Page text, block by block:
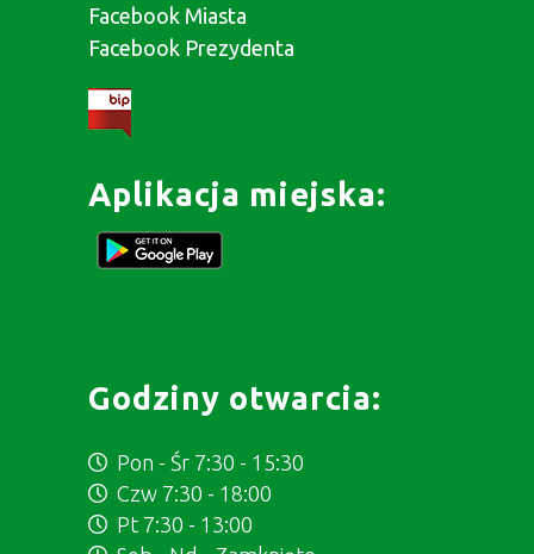
Facebook Miasta
Facebook Prezydenta
Aplikacja miejska:
Godziny otwarcia:
Pon - Śr 7:30 - 15:30
Czw 7:30 - 18:00
Pt 7:30 - 13:00